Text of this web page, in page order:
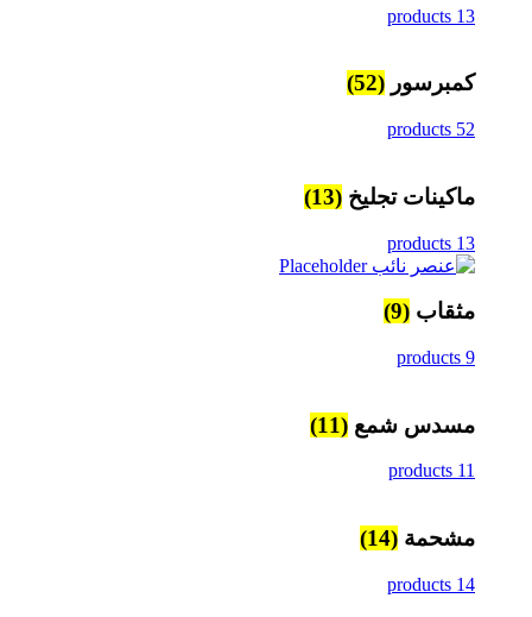
13 products
كمبرسور (52)
52 products
ماكينات تجليخ (13)
13 products
مثقاب (9)
9 products
مسدس شمع (11)
11 products
مشحمة (14)
14 products